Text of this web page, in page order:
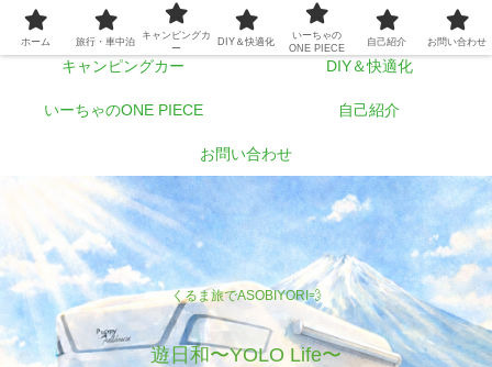
くるま旅でASOBIYORI💨
遊日和〜YOLO Life〜
ホーム 旅行・車中泊
キャンピングカー DIY＆快適化
いーちゃのONE PIECE 自己紹介
お問い合わせ
ホーム 旅行・車中泊
キャンピングカ
ー
DIY＆快適化
いーちゃの
ONE PIECE
自己紹介 お問い合わせ